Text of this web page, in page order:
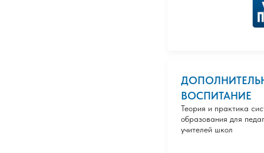
ВОСПИТАНИЕ
Теория и практика
образования для
учителей школ